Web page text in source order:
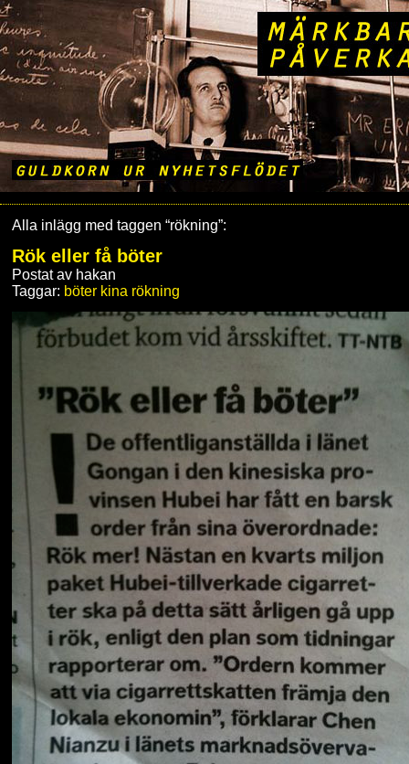
Alla inlägg med taggen “rökning”:
Rök eller få böter
Postat av hakan
Taggar: böter kina rökning